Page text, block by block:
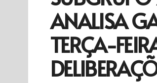
ANALISA
TERÇA-